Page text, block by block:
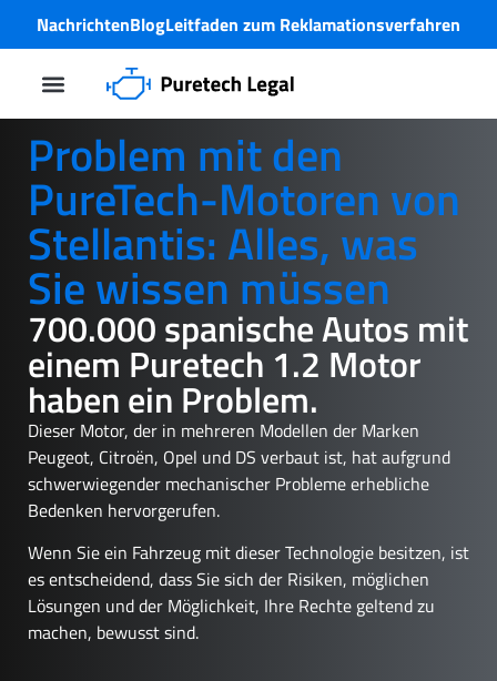
NachrichtenBlogLeitfaden zum Reklamationsverfahren
Problem mit den
PureTech-Motoren von
Stellantis: Alles, was
Sie wissen müssen
700.000 spanische Autos mit
einem Puretech 1.2 Motor
haben ein Problem.
Dieser Motor, der in mehreren Modellen der Marken
Peugeot, Citroën, Opel und DS verbaut ist, hat aufgrund
schwerwiegender mechanischer Probleme erhebliche
Bedenken hervorgerufen.
Wenn Sie ein Fahrzeug mit dieser Technologie besitzen, ist
es entscheidend, dass Sie sich der Risiken, möglichen
Lösungen und der Möglichkeit, Ihre Rechte geltend zu
machen, bewusst sind.